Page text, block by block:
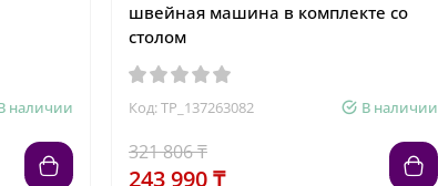
наличии
швейная машина в комплекте со
столом
Код: TP_137263082 В наличии
321 806 ₸
243 990 ₸